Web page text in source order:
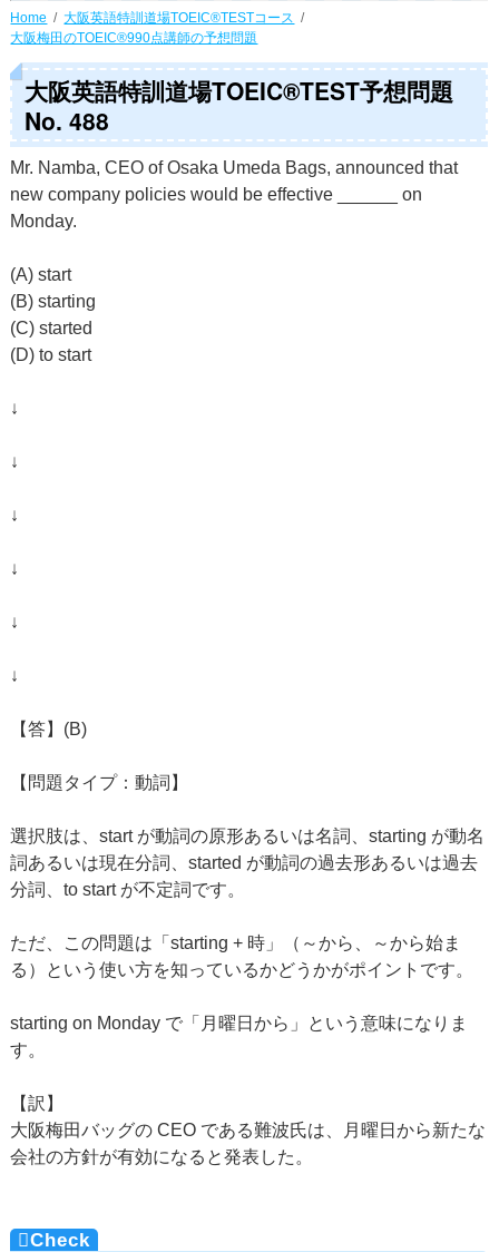
Home
大阪英語特訓道場TOEIC®TESTコース
大阪梅田のTOEIC®990点講師の予想問題
大阪英語特訓道場TOEIC®TEST予想問題
No. 488
Mr. Namba, CEO of Osaka Umeda Bags, announced that
new company policies would be effective ______ on
Monday.
(A) start
(B) starting
(C) started
(D) to start
↓
↓
↓
↓
↓
↓
【答】(B)
【問題タイプ：動詞】
選択肢は、start が動詞の原形あるいは名詞、starting が動名
詞あるいは現在分詞、started が動詞の過去形あるいは過去
分詞、to start が不定詞です。
ただ、この問題は「starting + 時」（～から、～から始ま
る）という使い方を知っているかどうかがポイントです。
starting on Monday で「月曜日から」という意味になりま
す。
【訳】
大阪梅田バッグの CEO である難波氏は、月曜日から新たな
会社の方針が有効になると発表した。